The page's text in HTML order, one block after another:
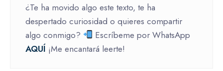
¿Te ha movido algo este texto, te ha
despertado curiosidad o quieres compartir
algo conmigo?
Escríbeme por WhatsApp
AQUÍ ¡Me encantará leerte!